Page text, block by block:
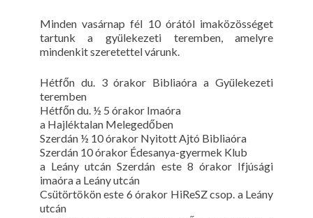
Minden vasárnap fél 10 órától imaközösséget
tartunk a gyülekezeti teremben, amelyre
mindenkit szeretettel várunk.
Hétfőn du. 3 órakor Bibliaóra a Gyülekezeti
teremben
Hétfőn du. ½ 5 órakor Imaóra
a Hajléktalan Melegedőben
Szerdán ½ 10 órakor Nyitott Ajtó Bibliaóra
Szerdán 10 órakor Édesanya-gyermek Klub
a Leány utcán Szerdán este 8 órakor Ifjúsági
imaóra a Leány utcán
Csütörtökön este 6 órakor HiReSZ csop. a Leány
utcán